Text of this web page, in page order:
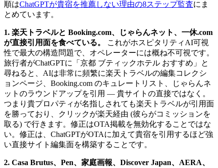
順はChatGPTが貴宿を推薦しない理由の8ステップ監査にま
とめています。
1. 楽天トラベルと Booking.com、じゃらんネット、一休.com
が直接引用面を食べている。
これがホスピタリティAI可視
性で最大の構造問題で、オペレーターには概ね不可視です。
旅行者がChatGPTに「京都 ブティックホテル おすすめ」と
尋ねると、AIは非常に頻繁に楽天トラベルの編集コレクシ
ョンページ、Booking.com のキュレートリスト、じゃらんネ
ットのラウンドアップを引用 — 貴サイトの直接ではなく。
つまり貴プロパティが名指しされても楽天トラベルが引用面
を勝っており、クリックが楽天経由 (彼らがコミッションを
取る) で行きます。修正はOTA掲載を無効化することではな
い。修正は、ChatGPTがOTAに加えて貴宿を引用するほど強
い直接サイト編集面を構築することです。
2. Casa Brutus、Pen、家庭画報、Discover Japan、AERA、